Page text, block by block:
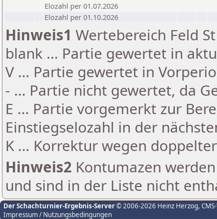
Elozahl per 01.07.2026
Elozahl per 01.10.2026
Hinweis1 Wertebereich Feld
blank ... Partie gewertet in
V ... Partie gewertet in
- ... Partie nicht gewertet, da
E ... Partie vorgemerkt zur
Einstiegselozahl in der
K ... Korrektur wegen
Hinweis2 Kontumazen
und sind in der Liste nicht
Der Schachturnier-Ergebnis-Server© 2006-2026 Heinz Herzog,
Impressum / Nutzungsbedingungen